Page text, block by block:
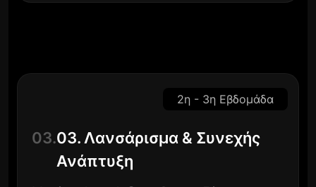
2η - 3η Εβδομάδα
03.03. Λανσάρισμα & Συνεχής
Ανάπτυξη